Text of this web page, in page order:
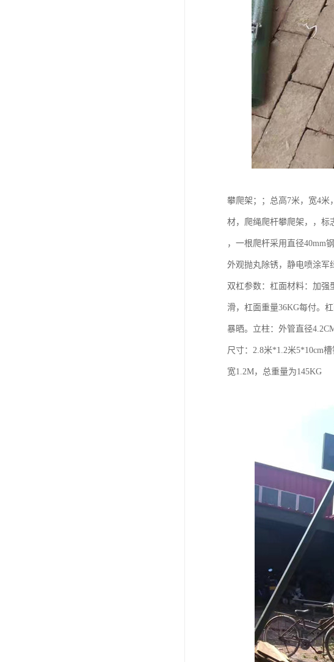
攀爬架；；总高7米，宽4米
材，爬绳爬杆攀爬架，，标
，一根爬杆采用直径40mm
外观抛丸除锈，静电喷涂军
双杠参数：杠面材料：加强
滑，杠面重量36KG每付。
暴晒。立柱：外管直径
尺寸：2.8米*1.2米5*10cm
宽1.2M，总重量为145KG